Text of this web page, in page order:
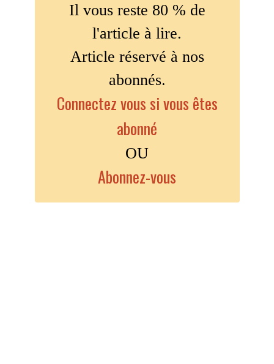
Il vous reste 80 % de
l'article à lire.
Article réservé à nos
abonnés.
Connectez vous si vous êtes
abonné
OU
Abonnez-vous